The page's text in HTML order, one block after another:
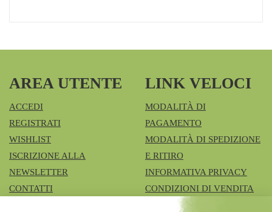
AREA UTENTE
ACCEDI
REGISTRATI
WISHLIST
ISCRIZIONE ALLA
NEWSLETTER
CONTATTI
LINK VELOCI
MODALITÀ DI
PAGAMENTO
MODALITÀ DI SPEDIZIONE
E RITIRO
INFORMATIVA PRIVACY
CONDIZIONI DI VENDITA
COOKIE POLICY